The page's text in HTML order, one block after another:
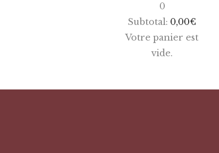
0
Subtotal: 0,00€
Votre panier est
vide.